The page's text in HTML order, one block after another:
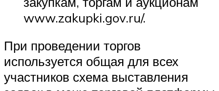
www.zakupki.gov.ru/.
При проведении торгов
используется общая для всех
участников схема выставления